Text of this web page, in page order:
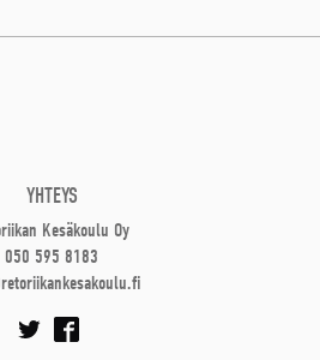
YHTEYS
Kesäkoulu Oy
050 595 8183